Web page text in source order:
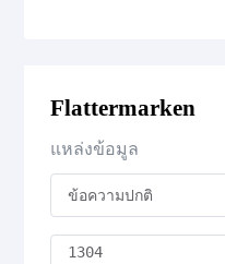
HIBC Aztec Code
HIBC Codablock F
Flattermarken
แหล่งข้อมูล